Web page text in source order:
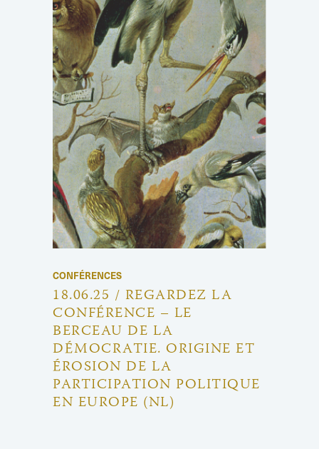
CONFÉRENCES
18.06.25 / REGARDEZ LA
CONFÉRENCE – LE
BERCEAU DE LA
DÉMOCRATIE. ORIGINE ET
ÉROSION DE LA
PARTICIPATION POLITIQUE
EN EUROPE (NL)